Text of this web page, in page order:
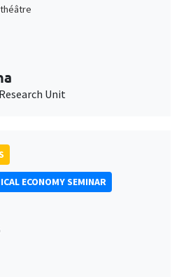
Unit
ECONOMY SEMINAR
II